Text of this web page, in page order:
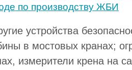
по производству ЖБИ
устройства
в мостовых кранах;
измерители крена на